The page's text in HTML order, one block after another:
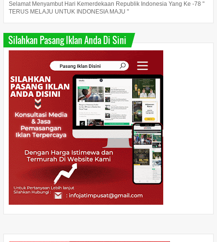
Selamat Menyambut Hari Kemerdekaan Republik Indonesia Yang Ke -78 "
TERUS MELAJU UNTUK INDONESIA MAJU "
Silahkan Pasang Iklan Anda Di Sini